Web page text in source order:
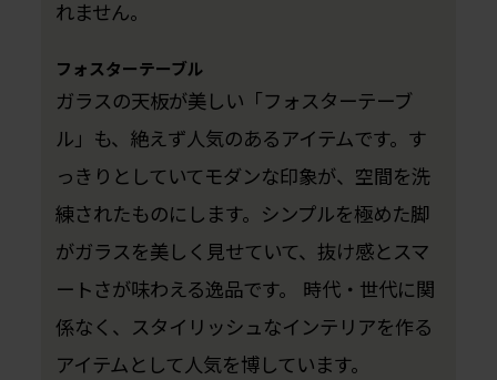
れません。
フォスターテーブル
ガラスの天板が美しい「フォスターテーブ
ル」も、絶えず人気のあるアイテムです。す
っきりとしていてモダンな印象が、空間を洗
練されたものにします。シンプルを極めた脚
がガラスを美しく見せていて、抜け感とスマ
ートさが味わえる逸品です。 時代・世代に関
係なく、スタイリッシュなインテリアを作る
アイテムとして人気を博しています。